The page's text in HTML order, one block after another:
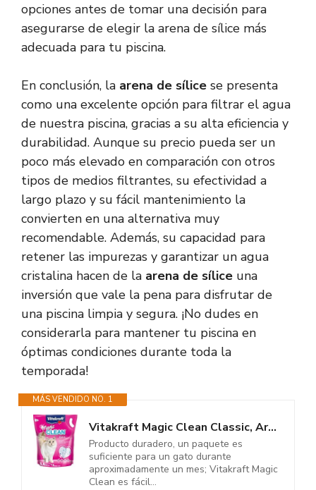
opciones antes de tomar una decisión para
asegurarse de elegir la arena de sílice más
adecuada para tu piscina.
En conclusión, la arena de sílice se presenta
como una excelente opción para filtrar el agua
de nuestra piscina, gracias a su alta eficiencia y
durabilidad. Aunque su precio pueda ser un
poco más elevado en comparación con otros
tipos de medios filtrantes, su efectividad a
largo plazo y su fácil mantenimiento la
convierten en una alternativa muy
recomendable. Además, su capacidad para
retener las impurezas y garantizar un agua
cristalina hacen de la arena de sílice una
inversión que vale la pena para disfrutar de
una piscina limpia y segura. ¡No dudes en
considerarla para mantener tu piscina en
óptimas condiciones durante toda la
temporada!
MÁS VENDIDO NO. 1
Vitakraft Magic Clean Classic, Arena no aglomerante para Gatos, Fabricada...
Producto duradero, un paquete es
suficiente para un gato durante
aproximadamente un mes; Vitakraft Magic
Clean es fácil...